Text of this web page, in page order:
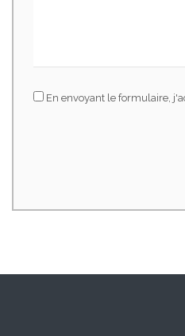
En envoyant le formulaire,